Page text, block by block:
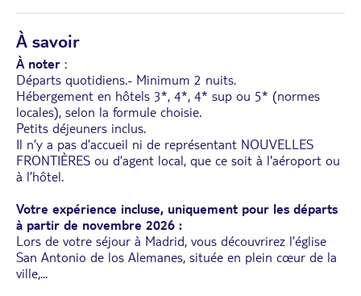
À savoir
À noter :
Départs quotidiens.- Minimum 2 nuits.
Hébergement en hôtels 3*, 4*, 4* sup ou 5* (normes
locales), selon la formule choisie.
Petits déjeuners inclus.
Il n’y a pas d’accueil ni de représentant NOUVELLES
FRONTIÈRES ou d’agent local, que ce soit à l'aéroport ou
à l’hôtel.
Votre expérience incluse, uniquement pour les départs
à partir de novembre 2026 :
Lors de votre séjour à Madrid, vous découvrirez l’église
San Antonio de los Alemanes, située en plein cœur de la
ville,...